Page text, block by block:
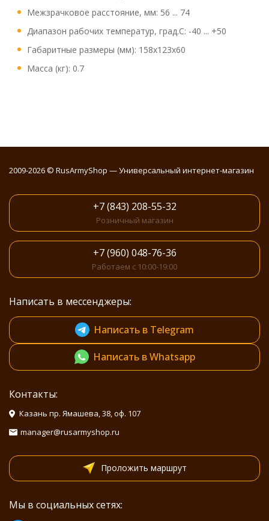
Межзрачковое расстояние, мм: 56 ... 74
Диапазон рабочих температур, град.С: -40 ... +50
Габаритные размеры (мм): 158х123х60
Масса (кг): 0.7
2009-2026 © RusArmyShop — Универсальный интернет-магазин
+7 (843) 208-55-32
Розничный магазин
+7 (960) 048-76-36
Работаем с 10:00-19:00
Написать в мессенджеры:
Написать в Telegram
Написать в Whatsapp
Контакты:
Казань пр. Ямашева, 38, оф. 107
manager@rusarmyshop.ru
Проложить маршрут
Мы в социальных сетях: